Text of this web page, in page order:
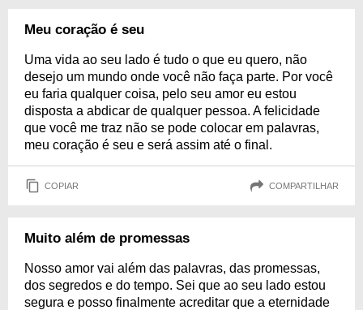
Meu coração é seu
Uma vida ao seu lado é tudo o que eu quero, não
desejo um mundo onde você não faça parte. Por você
eu faria qualquer coisa, pelo seu amor eu estou
disposta a abdicar de qualquer pessoa. A felicidade
que você me traz não se pode colocar em palavras,
meu coração é seu e será assim até o final.
COPIAR COMPARTILHAR
Muito além de promessas
Nosso amor vai além das palavras, das promessas,
dos segredos e do tempo. Sei que ao seu lado estou
segura e posso finalmente acreditar que a eternidade